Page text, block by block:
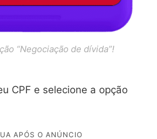
“Negociação de dívida”!
CPF e selecione a opção